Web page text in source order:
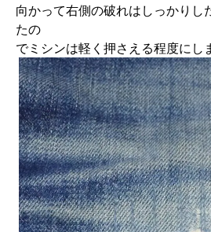
向かって右側の破れはしっかりし
たの
でミシンは軽く押さえる程度にし